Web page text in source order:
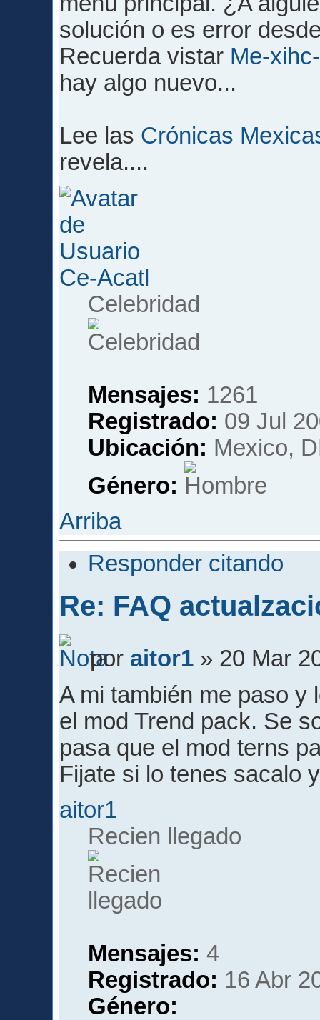
solución o es error
Recuerda vistar Me-
hay algo nuevo...
Lee las Crónicas
revela....
Ce-Acatl
Celebridad
Mensajes: 1261
Registrado: 09 Jul
Ubicación: Mexico,
Género:
Arriba
Responder citando
Re: FAQ
por aitor1 » 20 Mar
A mi también me paso y
el mod Trend pack. Se
pasa que el mod terns
Fijate si lo tenes sacalo
aitor1
Recien llegado
Mensajes: 4
Registrado: 16 Abr
Género: